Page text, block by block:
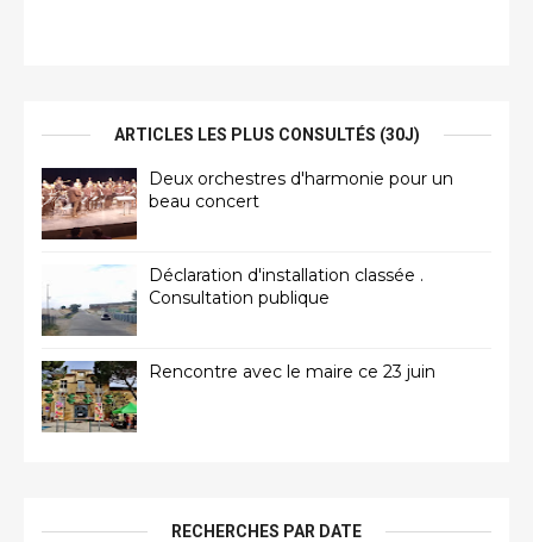
ARTICLES LES PLUS CONSULTÉS (30J)
Deux orchestres d'harmonie pour un
beau concert
Déclaration d'installation classée .
Consultation publique
Rencontre avec le maire ce 23 juin
RECHERCHES PAR DATE